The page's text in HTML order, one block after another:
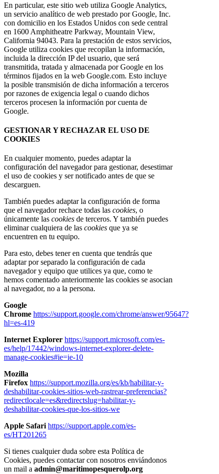
En particular, este sitio web utiliza Google Analytics,
un servicio analítico de web prestado por Google, Inc.
con domicilio en los Estados Unidos con sede central
en 1600 Amphitheatre Parkway, Mountain View,
California 94043. Para la prestación de estos servicios,
Google utiliza cookies que recopilan la información,
incluida la dirección IP del usuario, que será
transmitida, tratada y almacenada por Google en los
términos fijados en la web Google.com. Esto incluye
la posible transmisión de dicha información a terceros
por razones de exigencia legal o cuando dichos
terceros procesen la información por cuenta de
Google.
GESTIONAR Y RECHAZAR EL USO DE
COOKIES
En cualquier momento, puedes adaptar la
configuración del navegador para gestionar, desestimar
el uso de cookies y ser notificado antes de que se
descarguen.
También puedes adaptar la configuración de forma
que el navegador rechace todas las cookies, o
únicamente las cookies de terceros. Y también puedes
eliminar cualquiera de las cookies que ya se
encuentren en tu equipo.
Para esto, debes tener en cuenta que tendrás que
adaptar por separado la configuración de cada
navegador y equipo que utilices ya que, como te
hemos comentado anteriormente las cookies se asocian
al navegador, no a la persona.
Google
Chrome https://support.google.com/chrome/answer/95647?
hl=es-419
Internet Explorer https://support.microsoft.com/es-
es/help/17442/windows-internet-explorer-delete-
manage-cookies#ie=ie-10
Mozilla
Firefox https://support.mozilla.org/es/kb/habilitar-y-
deshabilitar-cookies-sitios-web-rastrear-preferencias?
redirectlocale=es&redirectslug=habilitar-y-
deshabilitar-cookies-que-los-sitios-we
Apple Safari https://support.apple.com/es-
es/HT201265
Si tienes cualquier duda sobre esta Política de
Cookies, puedes contactar con nosotros enviándonos
un mail a admin@maritimopesquerolp.org